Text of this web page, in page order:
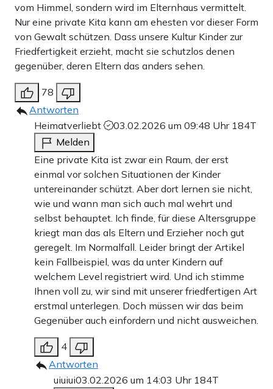
vom Himmel, sondern wird im Elternhaus vermittelt.
Nur eine private Kita kann am ehesten vor dieser Form
von Gewalt schützen. Dass unsere Kultur Kinder zur
Friedfertigkeit erzieht, macht sie schutzlos denen
gegenüber, deren Eltern das anders sehen.
78
Antworten
Heimatverliebt
03.02.2026 um 09:48 Uhr 184T
Melden
Eine private Kita ist zwar ein Raum, der erst
einmal vor solchen Situationen der Kinder
untereinander schützt. Aber dort lernen sie nicht,
wie und wann man sich auch mal wehrt und
selbst behauptet. Ich finde, für diese Altersgruppe
kriegt man das als Eltern und Erzieher noch gut
geregelt. Im Normalfall. Leider bringt der Artikel
kein Fallbeispiel, was da unter Kindern auf
welchem Level registriert wird. Und ich stimme
Ihnen voll zu, wir sind mit unserer friedfertigen Art
erstmal unterlegen. Doch müssen wir das beim
Gegenüber auch einfordern und nicht ausweichen.
4
Antworten
uiuiui03.02.2026 um 14:03 Uhr 184T